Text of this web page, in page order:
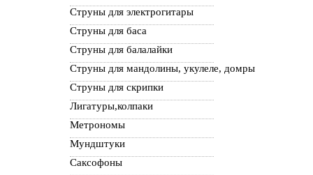
Струны для электрогитары
Струны для баса
Струны для балалайки
Струны для мандолины, укулеле, домры
Струны для скрипки
Лигатуры,колпаки
Метрономы
Мундштуки
Саксофоны